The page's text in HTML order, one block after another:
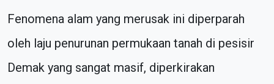
Fenomena alam yang merusak ini diperparah
oleh laju penurunan permukaan tanah di pesisir
Demak yang sangat masif, diperkirakan